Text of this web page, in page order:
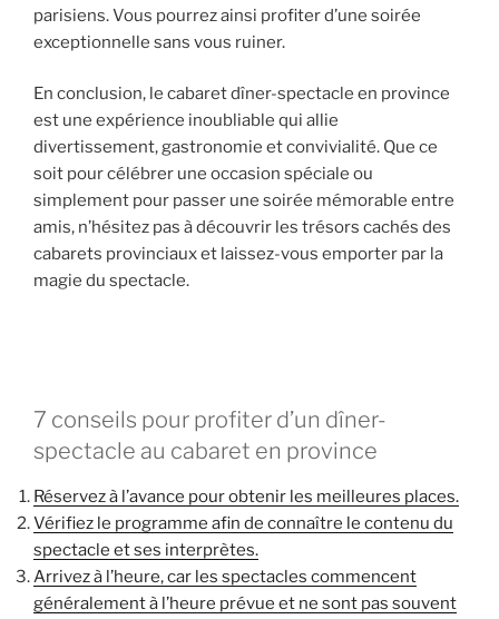
parisiens. Vous pourrez ainsi profiter d’une soirée
exceptionnelle sans vous ruiner.
En conclusion, le cabaret dîner-spectacle en province
est une expérience inoubliable qui allie
divertissement, gastronomie et convivialité. Que ce
soit pour célébrer une occasion spéciale ou
simplement pour passer une soirée mémorable entre
amis, n’hésitez pas à découvrir les trésors cachés des
cabarets provinciaux et laissez-vous emporter par la
magie du spectacle.
7 conseils pour profiter d’un dîner-
spectacle au cabaret en province
Réservez à l’avance pour obtenir les meilleures places.
Vérifiez le programme afin de connaître le contenu du
spectacle et ses interprètes.
Arrivez à l’heure, car les spectacles commencent
généralement à l’heure prévue et ne sont pas souvent